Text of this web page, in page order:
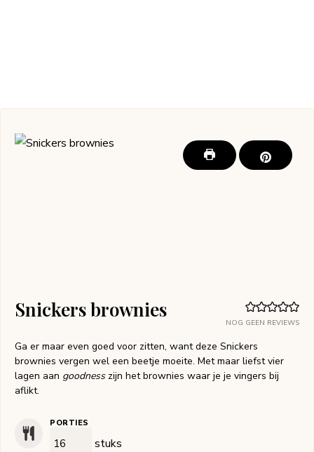
NOG GEEN REVIEWS
Snickers brownies
Ga er maar even goed voor zitten, want deze Snickers
brownies vergen wel een beetje moeite. Met maar liefst vier
lagen aan goodness zijn het brownies waar je je vingers bij
aflikt.
PORTIES
stuks